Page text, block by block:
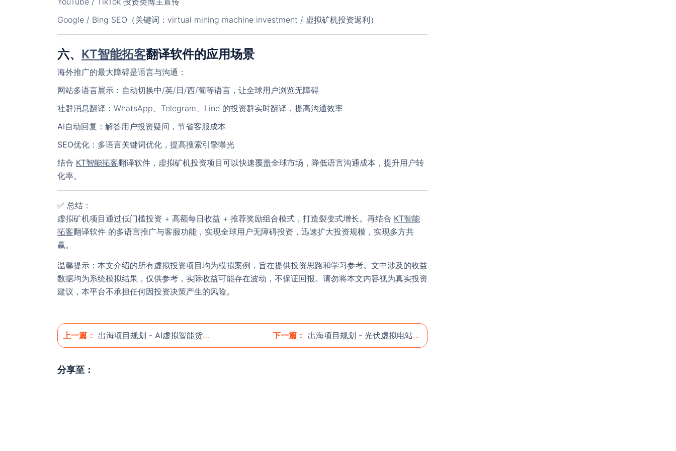
Google / Bing SEO（关键词：virtual mining machine investment / 虚拟矿机投资返利）
六、 KT智能拓客翻译软件的应用场景
海外推广的最大障碍是语言与沟通：
网站多语言展示 ：自动切换中/英/日/西/葡等语言，让全球用户浏览无障碍
社群消息翻译 ：WhatsApp、Telegram、Line 的投资群实时翻译，提高沟通效率
AI自动回复 ：解答用户投资疑问，节省客服成本
SEO优化 ：多语言关键词优化，提高搜索引擎曝光
结合 KT智能拓客翻译软件 ，虚拟矿机投资项目可以快速覆盖全球市场，降低语言沟通成本，提升用户转
化率。
✅ 总结 ：
虚拟矿机项目通过低门槛投资 + 高额每日收益 + 推荐奖励组合模式，打造裂变式增长。再结合 KT智能
拓客翻译软件 的多语言推广与客服功能，实现全球用户无障碍投资，迅速扩大投资规模，实现多方共
赢。
温馨提示 ：本文介绍的所有虚拟投资项目均为模拟案例，旨在提供投资思路和学习参考。文中涉及的收益
数据均为系统模拟结果，仅供参考，实际收益可能存在波动，不保证回报。请勿将本文内容视为真实投资
建议，本平台不承担任何因投资决策产生的风险。
上一篇： 出海项目规划 - AI虚拟智能货架投资项目规划书 下一篇： 出海项目规划 - 光伏虚拟电站项目投资规划书
分享至：